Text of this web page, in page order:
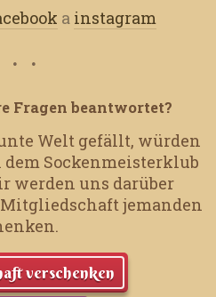
a instagram
Fragen beantwortet?
Welt gefällt, würden
Sockenmeisterklub
werden uns darüber
jemanden
verschenken